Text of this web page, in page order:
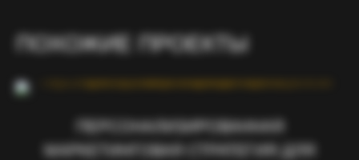
ПОХОЖИЕ ПРОЕКТЫ
ПЕРСОНАЛИЗИРОВАННАЯ
МАРКЕТИНГОВАЯ СТРАТЕГИЯ ДЛЯ